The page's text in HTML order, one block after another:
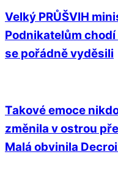
Velký PRŮŠVIH
Podnikatelům
se pořádně vyděsili
Takové emoce
změnila v ostrou
Malá obvinila